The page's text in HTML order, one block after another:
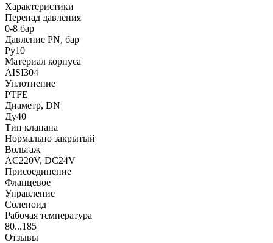
Характеристики
Перепад давления
0-8 бар
Давление PN, бар
Ру10
Материал корпуса
AISI304
Уплотнение
PTFE
Диаметр, DN
Ду40
Тип клапана
Нормально закрытый
Вольтаж
AC220V, DC24V
Присоединение
Фланцевое
Управление
Соленоид
Рабочая температура
80...185
Отзывы